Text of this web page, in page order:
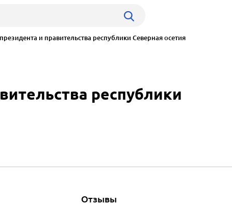
и правительства республики Северная осетия
республики
Отзывы